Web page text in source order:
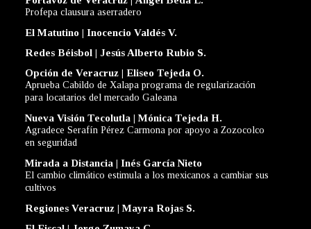
Profepa clausura aserradero
El Matutino | Inocencio Valdés V.
Redes Béisbol | Jesús Alberto Rubio S.
Opción de Veracruz | Eliseo Tejeda O.
Aprueba Cabildo de Xalapa programa de regularización
para locatarios del mercado Galeana
Nueva Visión Tecolutla | Mónica Tejeda H.
Agradece Serafín Pérez Carmona por apoyo a Zozocolco
en seguridad
Mirada a Distancia | Inés García Nieto
El cambio climático estimula a los mexicanos a cambiar sus
cultivos
Regiones Veracruz | Mayra Rojas S.